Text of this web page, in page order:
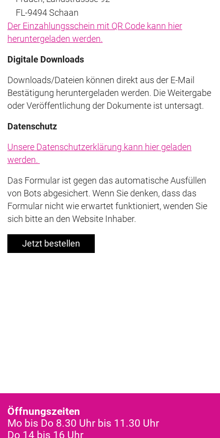
FL-9494 Schaan
Der Einzahlungsschein mit QR Code kann hier
heruntergeladen werden.
Digitale Downloads
Downloads/Dateien können direkt aus der E-Mail
Bestätigung heruntergeladen werden. Die Weitergabe
oder Veröffentlichung der Dokumente ist untersagt.
Datenschutz
Unsere Datenschutzerklärung kann hier geladen
werden.
Das Formular ist gegen das automatische Ausfüllen
von Bots abgesichert. Wenn Sie denken, dass das
Formular nicht wie erwartet funktioniert, wenden Sie
sich bitte an den Website Inhaber.
Jetzt bestellen
Öffnungszeiten
Mo bis Do 8.30 Uhr bis 11.30 Uhr
Do 14 bis 16 Uhr